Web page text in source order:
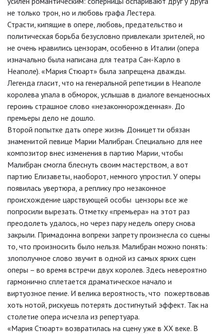
не только трон, но и любовь графа Лестера.
Страсти, кипящие в опере, любовь, предательство и
политическая борьба безусловно привлекали зрителей, но
не очень нравились цензорам, особенно в Италии (опера
изначально была написана для театра Сан-Карло в
Неаполе). «Мария Стюарт» была запрещена дважды.
Легенда гласит, что на генеральной репетиции в Неаполе
королева упала в обморок, услышав в диалоге венценосных
героинь страшное слово «незаконнорожденная». До
премьеры дело не дошло.
Второй попытке дать опере жизнь Доницетти обязан
знаменитой певице Марии Малибран. Специально для нее
композитор внес изменения в партию Марии, чтобы
Малибран смогла блеснуть своим мастерством, а вот
партию Елизаветы, наоборот, немного упростил. У оперы
появилась увертюра, а реплику про незаконное
происхождение царствующей особы цензоры все же
попросили вырезать. Отметку «премьера» на этот раз
преодолеть удалось, но через пару недель оперу снова
закрыли. Примадонна вопреки запрету произнесла со сцены
то, что произносить было нельзя. Малибран можно понять:
злополучное слово звучит в одной из самых ярких сцен
оперы – во время встречи двух королев. Здесь невероятно
гармонично сплетается драматическое начало и
виртуозное пение. И велика вероятность, что пожертвовав
хоть нотой, рискуешь потерять достигнутый эффект. Так на
столетие опера исчезла из репертуара.
«Мария Стюарт» возвратилась на сцену уже в XX веке. В